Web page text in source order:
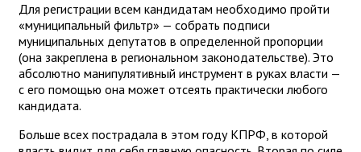
Для регистрации всем кандидатам необходимо пройти
«муниципальный фильтр» — собрать подписи
муниципальных депутатов в определенной пропорции
(она закреплена в региональном законодательстве). Это
абсолютно манипулятивный инструмент в руках власти —
с его помощью она может отсеять практически любого
кандидата.
Больше всех пострадала в этом году КПРФ, в которой